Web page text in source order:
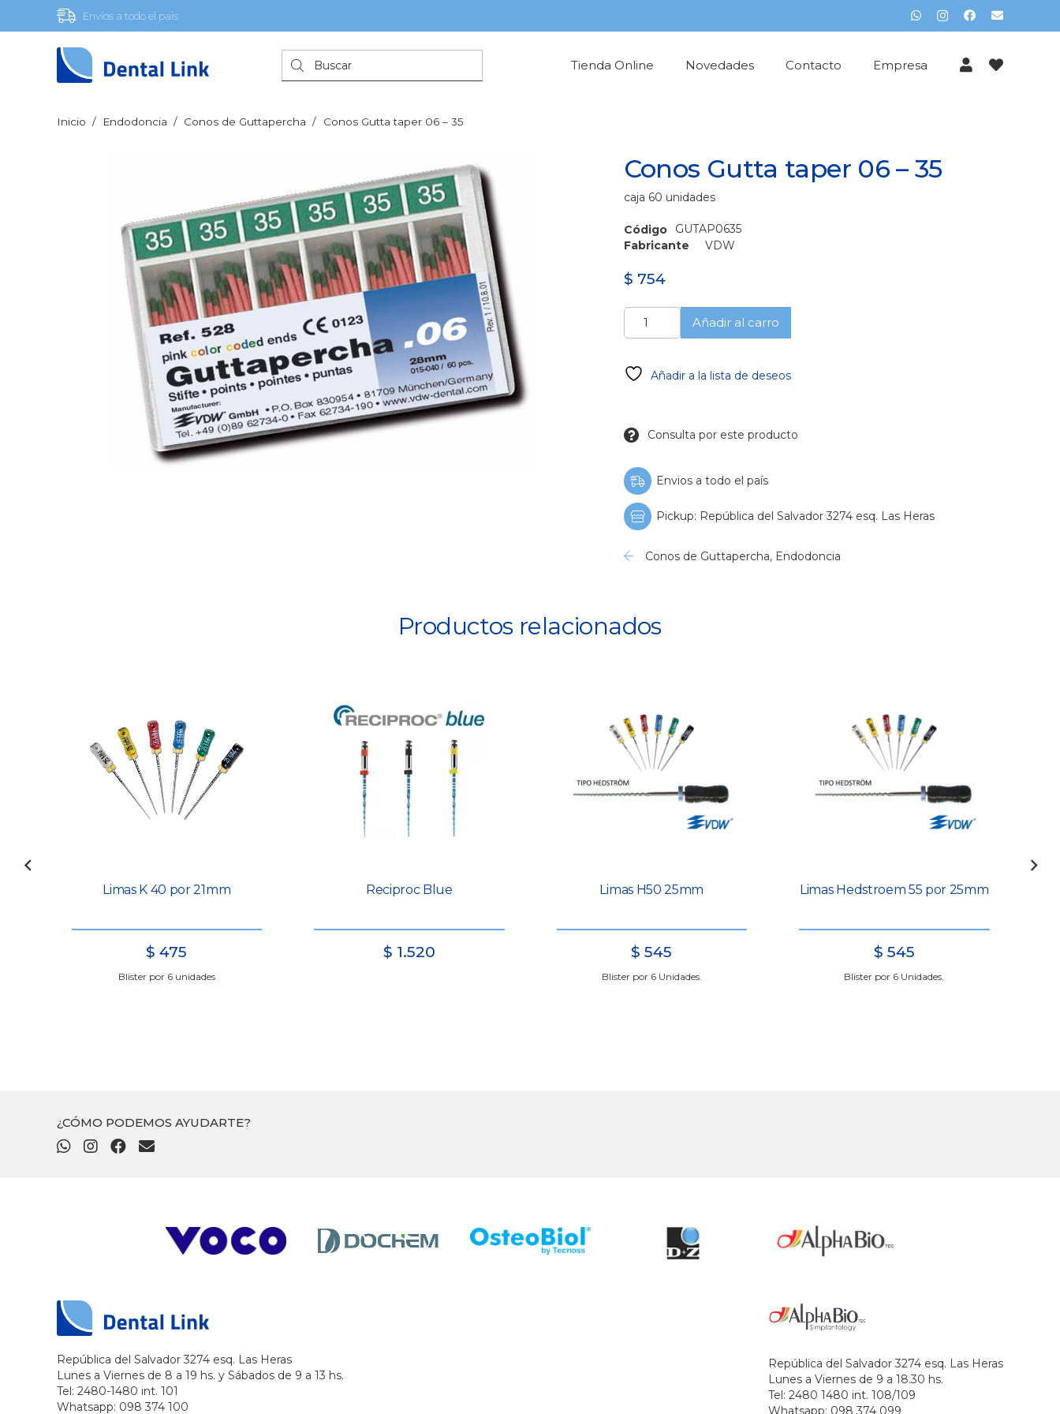
Envíos a todo el pais
Búsqueda
de
productos
Tienda Online Novedades Contacto Empresa
Inicio / Endodoncia / Conos de Guttapercha / Conos Gutta taper 06 – 35
Conos Gutta taper 06 – 35
caja 60 unidades
Código
GUTAP0635
Fabricante
VDW
$ 754
Conos
Gutta
06
-
Añadir al carro
Añadir a la lista de deseos
Consulta por este producto
Envios a todo el país
Pickup: República del Salvador 3274 esq. Las Heras
Conos de Guttapercha, Endodoncia
Productos relacionados
Limas K 40 por 21mm
$475
Blister por 6 unidades
Reciproc Blue
$ 1.520
Limas H50 25mm
$545
Blister por 6 Unidades.
Limas Hedstroem 55 por 25mm
$ 545
Blister por 6 Unidades.
¿CÓMO PODEMOS AYUDARTE?
República del Salvador 3274 esq. Las Heras
Lunes a Viernes de 8 a 19 hs. y Sábados de 9 a 13 hs.
Tel: 2480-1480 int. 101
Whatsapp: 098 374 100
República del Salvador 3274 esq. Las Heras
Lunes a Viernes de 9 a 18.30 hs.
Tel: 2480 1480 int. 108/109
Whatsapp: 098 374 099